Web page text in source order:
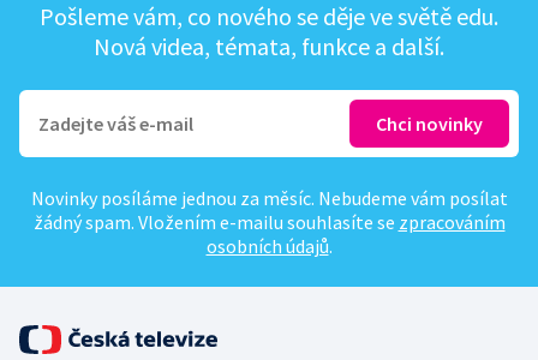
Pošleme vám, co nového se děje ve světě edu.
Nová videa, témata, funkce a další.
Novinky posíláme jednou za měsíc. Nebudeme vám posílat
žádný spam. Vložením e-mailu souhlasíte se zpracováním
osobních údajů.